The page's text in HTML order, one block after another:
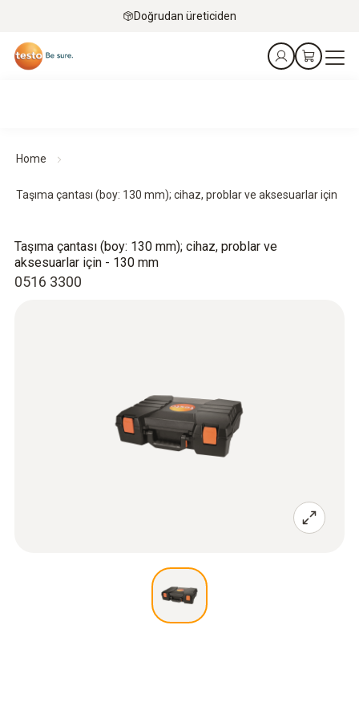
Doğrudan üreticiden
Home
Taşıma çantası (boy: 130 mm); cihaz, problar ve aksesuarlar için
0516 3300
Taşıma çantası (boy: 130 mm); cihaz, problar ve
aksesuarlar için - 130 mm